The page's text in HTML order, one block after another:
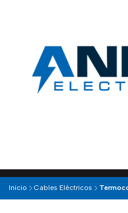
Inicio
Cables Eléctricos